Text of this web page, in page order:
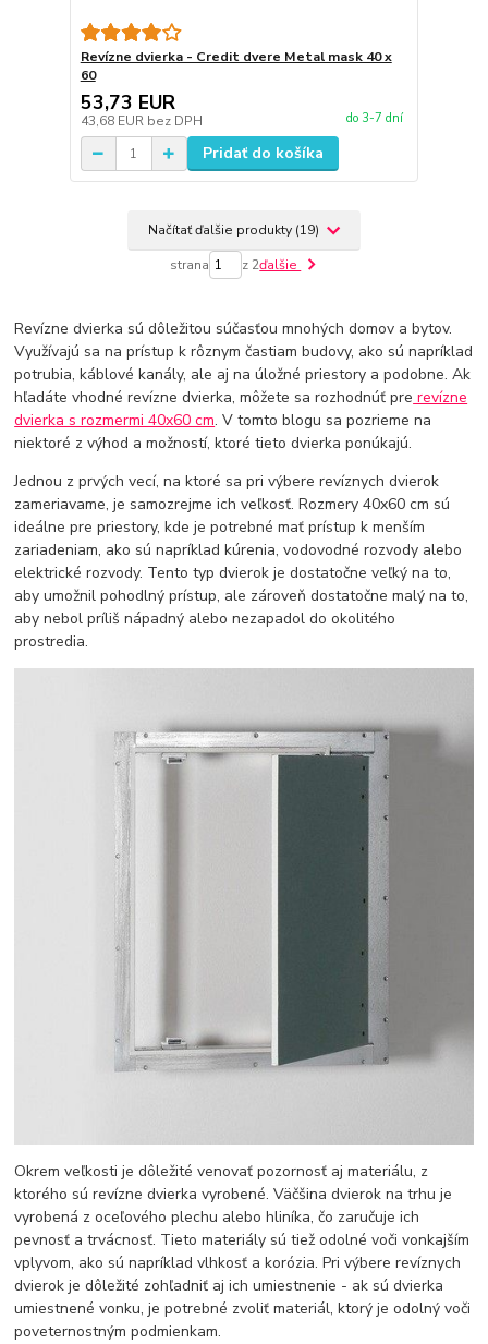
Revízne dvierka - Credit dvere Metal mask 40 x
60
53,73 EUR
43,68 EUR bez DPH do 3-7 dní
Pridať do košíka
Načítať ďalšie produkty (19)
strana z 2ďalšie
Revízne dvierka sú dôležitou súčasťou mnohých domov a bytov.
Využívajú sa na prístup k rôznym častiam budovy, ako sú napríklad
potrubia, káblové kanály, ale aj na úložné priestory a podobne. Ak
hľadáte vhodné revízne dvierka, môžete sa rozhodnúť pre revízne
dvierka s rozmermi 40x60 cm. V tomto blogu sa pozrieme na
niektoré z výhod a možností, ktoré tieto dvierka ponúkajú.
Jednou z prvých vecí, na ktoré sa pri výbere revíznych dvierok
zameriavame, je samozrejme ich veľkosť. Rozmery 40x60 cm sú
ideálne pre priestory, kde je potrebné mať prístup k menším
zariadeniam, ako sú napríklad kúrenia, vodovodné rozvody alebo
elektrické rozvody. Tento typ dvierok je dostatočne veľký na to,
aby umožnil pohodlný prístup, ale zároveň dostatočne malý na to,
aby nebol príliš nápadný alebo nezapadol do okolitého
prostredia.
Okrem veľkosti je dôležité venovať pozornosť aj materiálu, z
ktorého sú revízne dvierka vyrobené. Väčšina dvierok na trhu je
vyrobená z oceľového plechu alebo hliníka, čo zaručuje ich
pevnosť a trvácnosť. Tieto materiály sú tiež odolné voči vonkajším
vplyvom, ako sú napríklad vlhkosť a korózia. Pri výbere revíznych
dvierok je dôležité zohľadniť aj ich umiestnenie - ak sú dvierka
umiestnené vonku, je potrebné zvoliť materiál, ktorý je odolný voči
poveternostným podmienkam.